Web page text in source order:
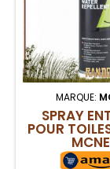
MARQUE:
SPRAY
POUR